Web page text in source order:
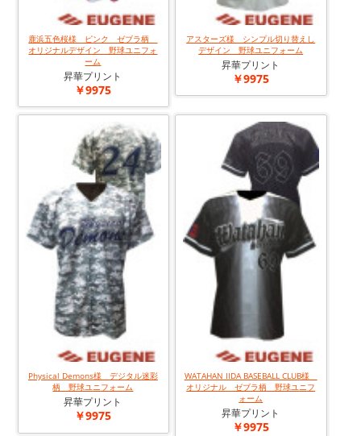
鹿浜五色桜様 ピンク ゼブラ柄
オリジナルデザイン 野球ユニフォ
ーム
昇華プリント
￥9975
アスターズ様 シンプル切り替えし
デザイン 野球ユニフォーム
昇華プリント
￥9975
Physical Demons様 デジタル迷彩
柄 野球ユニフォーム
昇華プリント
￥9975
WATAHAN IIDA BASEBALL CLUB様
オリジナル ゼブラ柄 野球ユニフ
ォーム
昇華プリント
￥9975